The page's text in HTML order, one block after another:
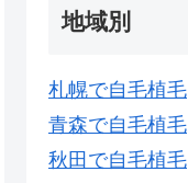
地域別
札幌で自毛植毛
青森で自毛植毛
秋田で自毛植毛